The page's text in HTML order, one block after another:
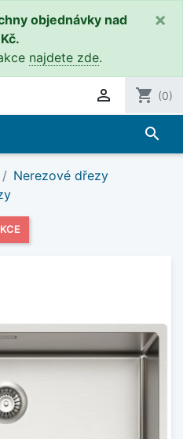
objednávky nad
najdete zde.
×
 shopping_cart (0)
search
Nerezové dřezy